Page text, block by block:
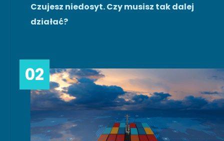
Czujesz niedosyt. Czy musisz tak dalej
działać?
02